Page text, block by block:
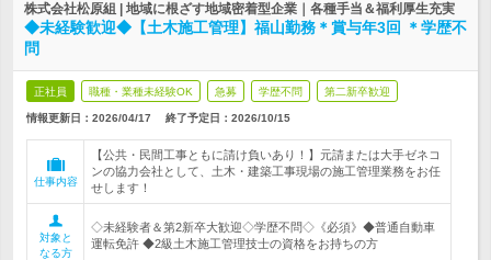
株式会社松原組 | 地域に根ざす地域密着型企業｜各種手当＆福利厚生充実
◆未経験歓迎◆【土木施工管理】福山勤務＊賞与年3回 ＊学歴不
問
正社員 職種・業種未経験OK 急募 学歴不問 第二新卒歓迎
情報更新日：2026/04/17 終了予定日： 2026/10/15
仕事内容
【公共・民間工事ともに請け負いあり！】元請または大手ゼネコ
ンの協力会社として、土木・建築工事現場の施工管理業務をお任
せします！
対象と
なる方
◇未経験者＆第2新卒大歓迎◇学歴不問◇《必須》◆普通自動車
運転免許 ◆2級土木施工管理技士の資格をお持ちの方